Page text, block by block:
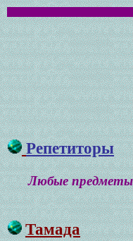
Репетиторы
Любые предметы.
Тамада